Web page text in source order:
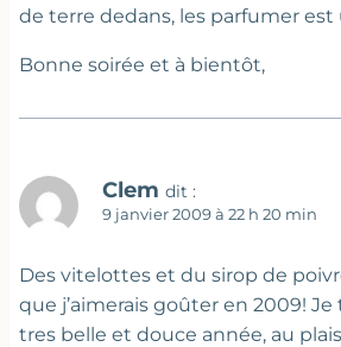
de terre dedans, les parfumer est
Bonne soirée et à bientôt,
Clem dit :
9 janvier 2009 à 22 h 20 min
Des vitelottes et du sirop de
que j’aimerais goûter en 2009!
tres belle et douce année, au